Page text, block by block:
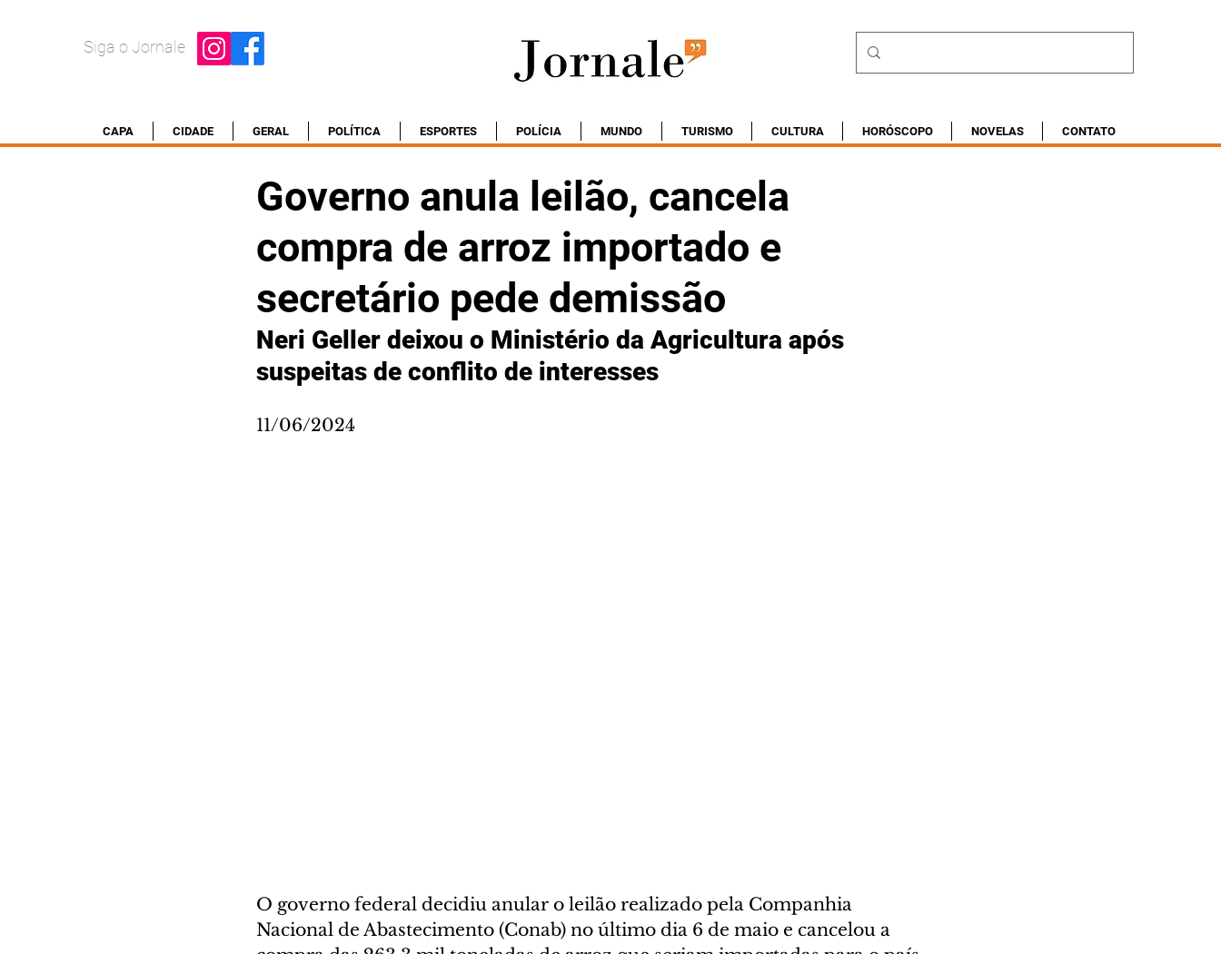
Siga o Jornale
CAPA CIDADE GERAL POLÍTICA ESPORTES POLÍCIA MUNDO TURISMO CULTURA HORÓSCOPO NOVELAS CONTATO
Governo anula leilão, cancela
compra de arroz importado e
secretário pede demissão
Neri Geller deixou o Ministério da Agricultura após
suspeitas de conflito de interesses
11/06/2024
O governo federal decidiu anular o leilão realizado pela Companhia
Nacional de Abastecimento (Conab) no último dia 6 de maio e cancelou a